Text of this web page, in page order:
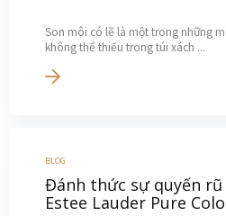
Son môi có lẽ là một trong những
không thể thiếu trong túi xách ...
BLOG
Đánh thức sự quyến rũ
Estee Lauder Pure